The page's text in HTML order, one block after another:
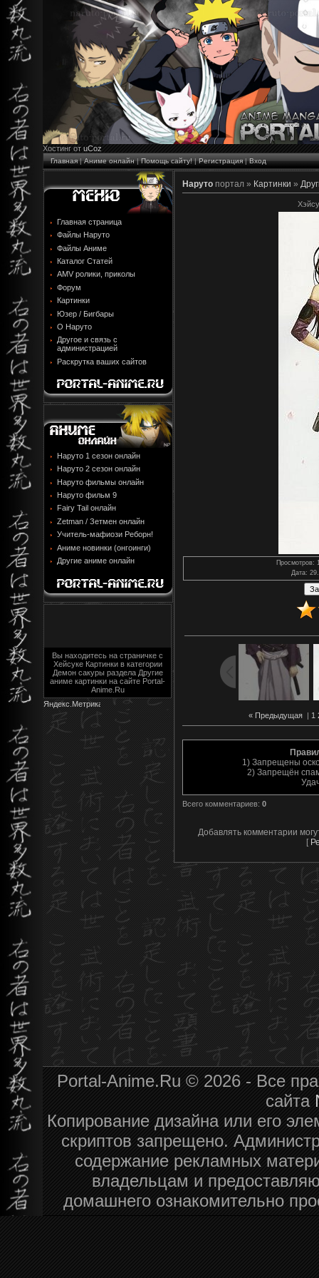
Хостинг от uCoz
Главная|Аниме онлайн|Помощь сайту!|Регистрация|Вход
Главная страница
Файлы Наруто
Файлы Аниме
Каталог Статей
AMV ролики, приколы
Форум
Картинки
Юзер / Бигбары
О Наруто
Другое и связь с
администрацией
Раскрутка ваших сайтов
Наруто 1 сезон онлайн
Наруто 2 сезон онлайн
Наруто фильмы онлайн
Наруто фильм 9
Fairy Tail онлайн
Zetman / Зетмен онлайн
Учитель-мафиози Реборн!
Аниме новинки (онгоинги)
Другие аниме онлайн
Вы находитесь на страничке с
Хейсуке Картинки в категории
Демон сакуры раздела Другие
аниме картинки на сайте Portal-
Anime.Ru
Наруто портал » Картинки »
Просмотров:
Дата:
« Предыдущая| 1
1) Запрещены
2) Запрещён
Всего комментариев: 0
Добавлять комментарии
[
Portal-Anime.Ru © 2026 - Все
сайта
Копирование дизайна или его
скриптов запрещено.
содержание рекламных
владельцам и
домашнего ознакомительно